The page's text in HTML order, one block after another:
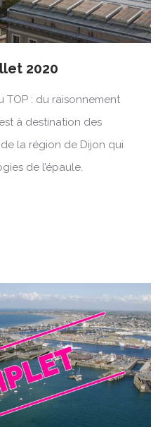
2020
TOP : du raisonnement
à destination des
la région de Dijon qui
de l’épaule.